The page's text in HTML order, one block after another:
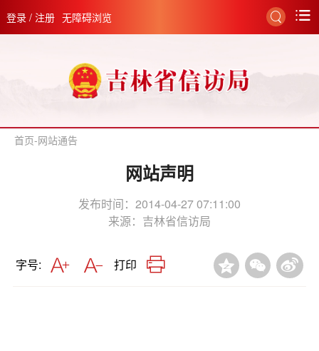
登录 / 注册 无障碍浏览
首页-网站通告
网站声明
发布时间：2014-04-27 07:11:00
来源： 吉林省信访局
字号: 打印